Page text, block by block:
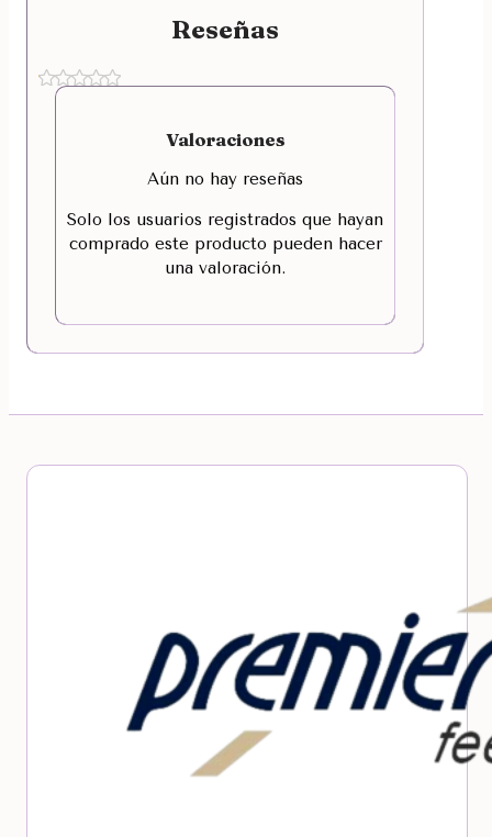
Reseñas
Valoraciones
Aún no hay reseñas
Solo los usuarios registrados que hayan
comprado este producto pueden hacer
una valoración.